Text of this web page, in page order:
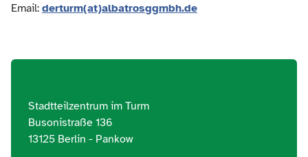
Email: derturm(at)albatrosggmbh.de
Stadtteilzentrum im Turm
Busonistraße 136
13125 Berlin - Pankow